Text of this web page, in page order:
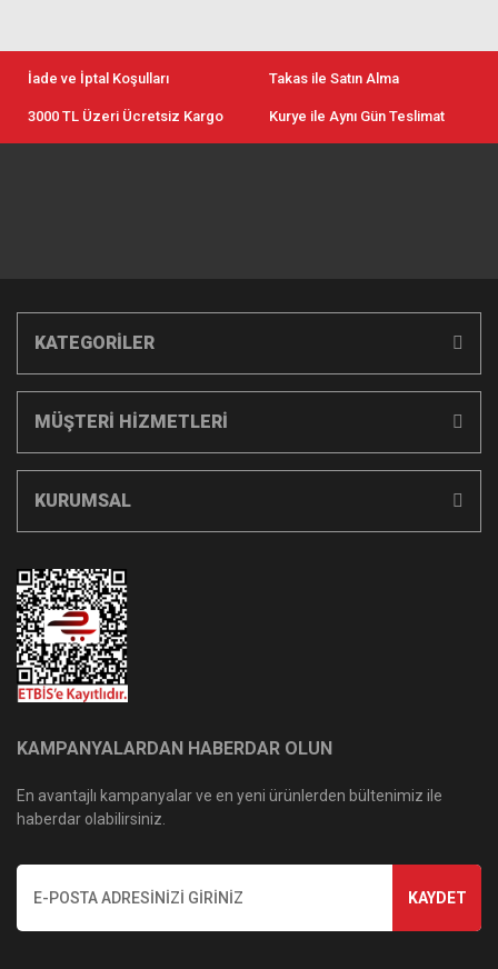
İade ve İptal Koşulları Takas ile Satın Alma
3000 TL Üzeri Ücretsiz Kargo Kurye ile Aynı Gün Teslimat
KATEGORİLER
MÜŞTERİ HİZMETLERİ
KURUMSAL
KAMPANYALARDAN HABERDAR OLUN
En avantajlı kampanyalar ve en yeni ürünlerden bültenimiz ile
haberdar olabilirsiniz.
KAYDET